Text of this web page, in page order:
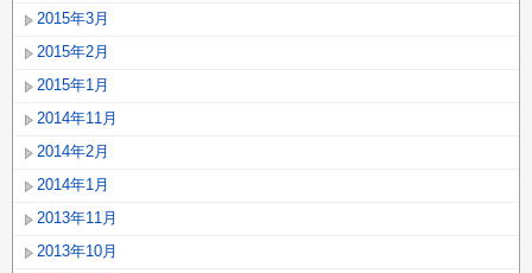
2015年3月
2015年2月
2015年1月
2014年11月
2014年2月
2014年1月
2013年11月
2013年10月